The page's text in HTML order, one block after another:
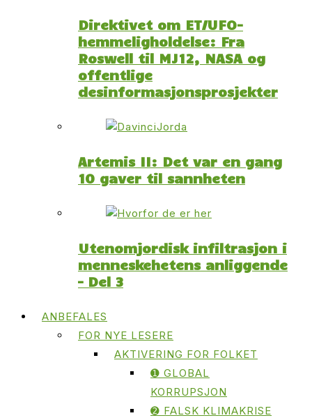
Direktivet om ET/UFO-
hemmeligholdelse: Fra
Roswell til MJ12, NASA og
offentlige
desinformasjonsprosjekter
Artemis II: Det var en gang
10 gaver til sannheten
Utenomjordisk infiltrasjon i
menneskehetens anliggende
– Del 3
ANBEFALES
FOR NYE LESERE
AKTIVERING FOR FOLKET
➊ GLOBAL
KORRUPSJON
➋ FALSK KLIMAKRISE